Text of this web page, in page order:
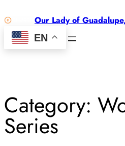
to
content
Our Lady of
EN
Category:
Series